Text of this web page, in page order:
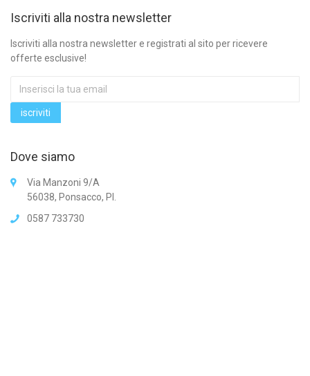
Iscriviti alla nostra newsletter
Iscriviti alla nostra newsletter e registrati al sito per ricevere
offerte esclusive!
Dove siamo
Via Manzoni 9/A
56038, Ponsacco, PI.
0587 733730